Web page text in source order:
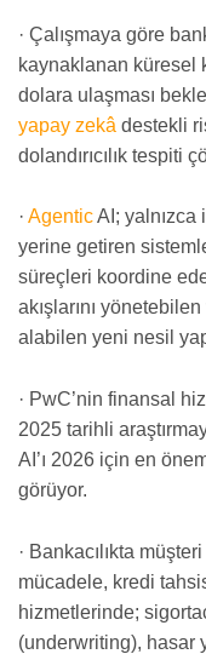
· Çalışmaya göre
kaynaklanan küresel
dolara ulaşması
yapay zekâ destekli
dolandırıcılık tespiti
· AgenticAI; yalnızca
yerine getiren
süreçleri koordine
akışlarını
alabilen yeni nesil
· PwC’nin finansal
2025 tarihli
AI’ı 2026 için en
görüyor.
· Bankacılıkta
mücadele, kredi
hizmetlerinde;
(underwriting), hasar